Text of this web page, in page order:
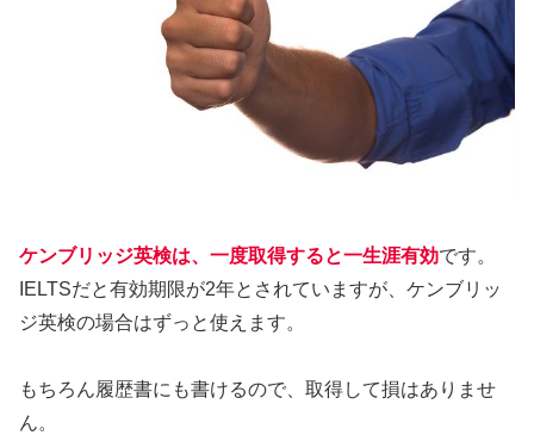
ケンブリッジ英検は、一度取得すると一生涯有効です。
IELTSだと有効期限が2年とされていますが、ケンブリッ
ジ英検の場合はずっと使えます。
もちろん履歴書にも書けるので、取得して損はありませ
ん。